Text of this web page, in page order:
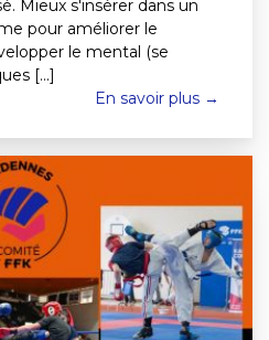
Mieux s'insérer dans un
pour améliorer le
le mental (se
[...]
En savoir plus →